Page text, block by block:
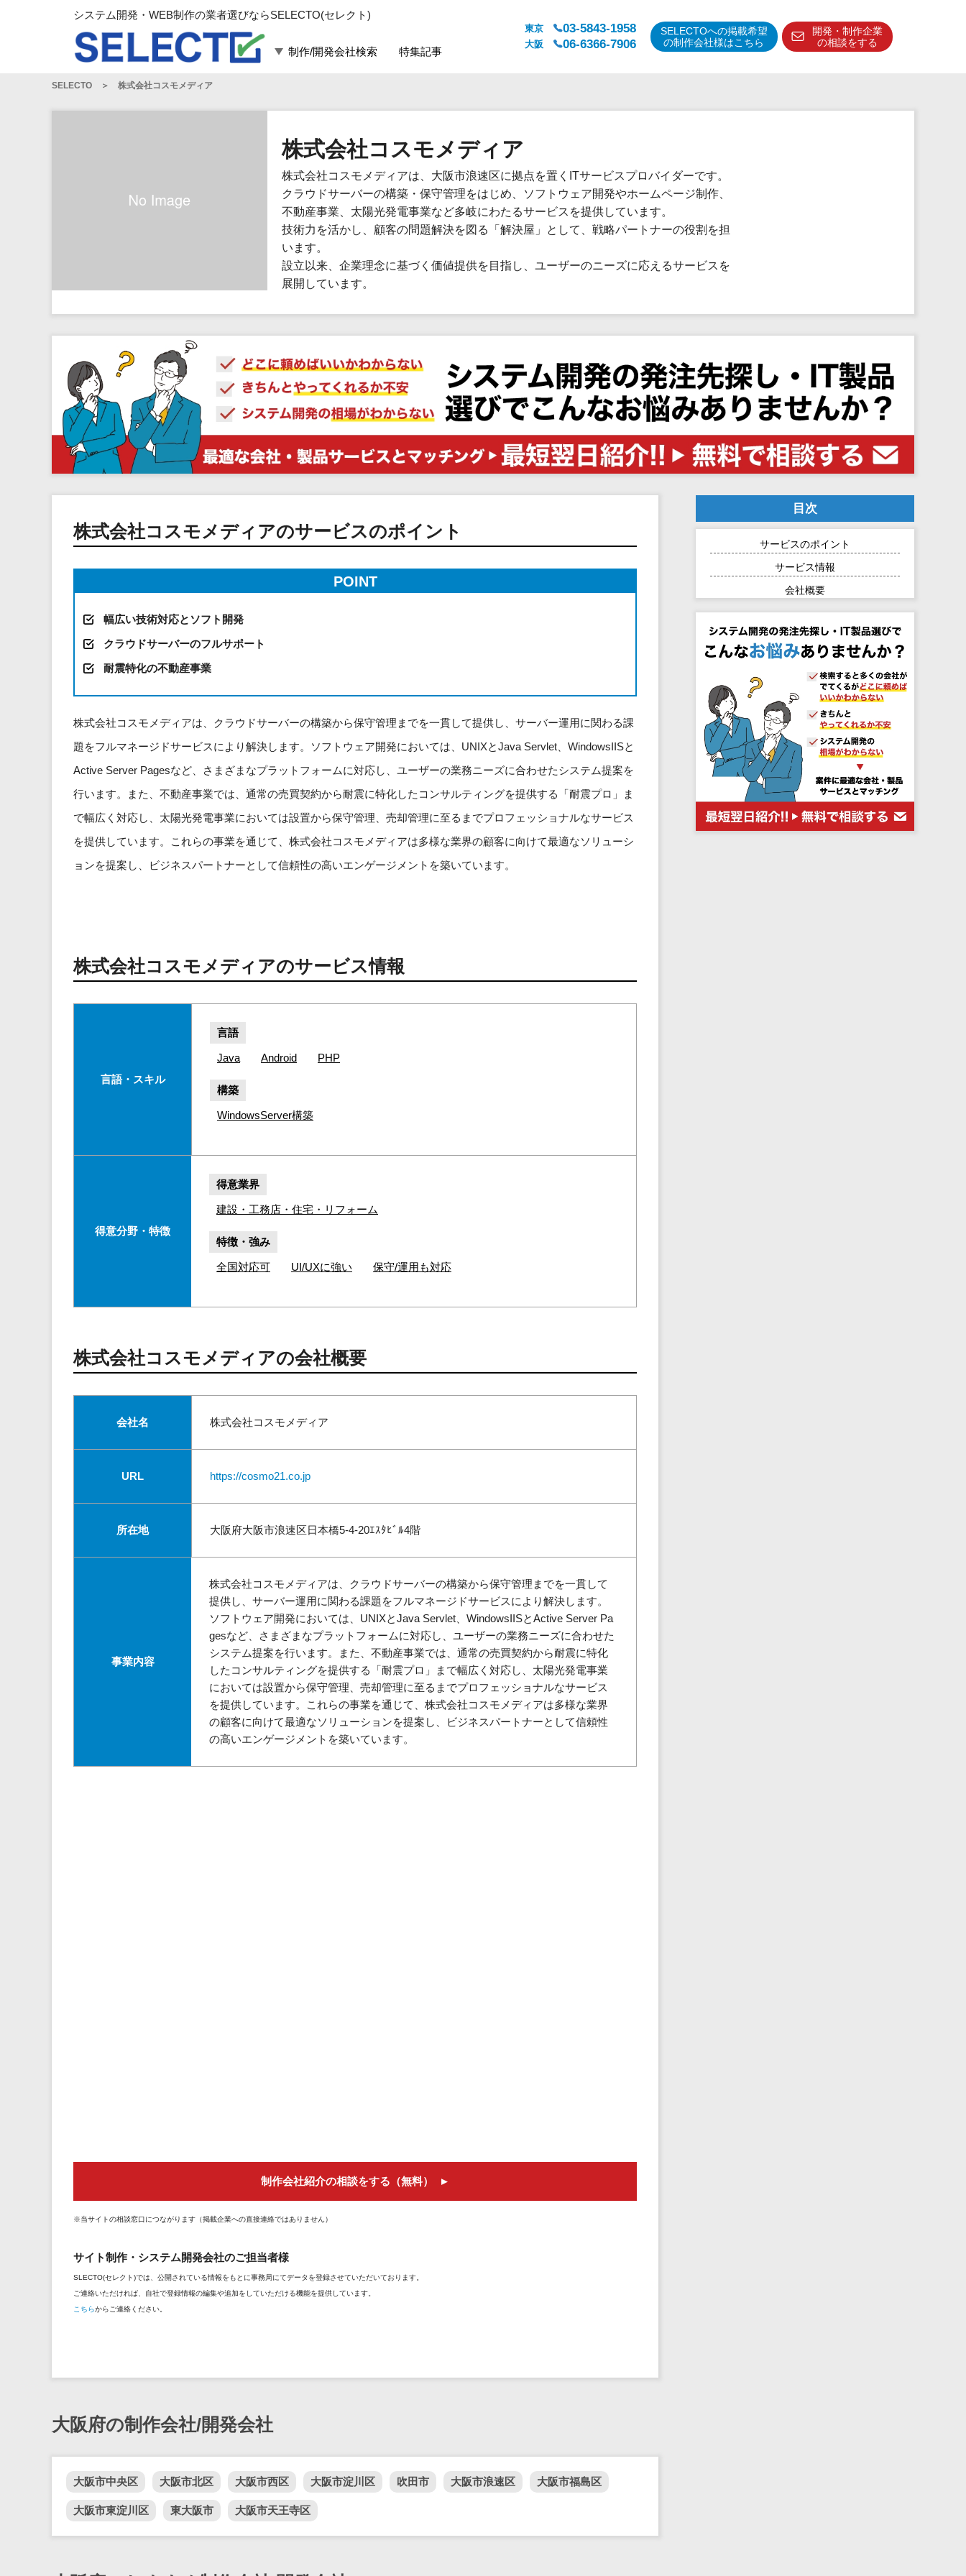
システム開発・WEB制作の業者選びならSELECTO(セレクト)
制作/開発会社検索 特集記事
東京 03-5843-1958
大阪 06-6366-7906
SELECTOへの掲載希望
の制作会社様はこちら
開発・制作企業
の相談をする
システム開発
コンテンツ制作
コンサルティング
マーケティング
WEBサービス
人事（労務管理）
人事（採用・評価・教育）
経理・会計・財務
法務・総務
マーケティング
業務全般
物流・流通向け
医療・介護業界向け
業界・業種特化型
SELECTO 株式会社コスモメディア
株式会社コスモメディア
株式会社コスモメディアは、大阪市浪速区に拠点を置くITサービスプロバイダーです。
クラウドサーバーの構築・保守管理をはじめ、ソフトウェア開発やホームページ制作、
不動産事業、太陽光発電事業など多岐にわたるサービスを提供しています。
技術力を活かし、顧客の問題解決を図る「解決屋」として、戦略パートナーの役割を担
います。
設立以来、企業理念に基づく価値提供を目指し、ユーザーのニーズに応えるサービスを
展開しています。
株式会社コスモメディアのサービスのポイント
POINT
幅広い技術対応とソフト開発
クラウドサーバーのフルサポート
耐震特化の不動産事業
株式会社コスモメディアは、クラウドサーバーの構築から保守管理までを一貫して提供し、サーバー運用に関わる課
題をフルマネージドサービスにより解決します。ソフトウェア開発においては、UNIXとJava Servlet、WindowsIISと
Active Server Pagesなど、さまざまなプラットフォームに対応し、ユーザーの業務ニーズに合わせたシステム提案を
行います。また、不動産事業では、通常の売買契約から耐震に特化したコンサルティングを提供する「耐震プロ」ま
で幅広く対応し、太陽光発電事業においては設置から保守管理、売却管理に至るまでプロフェッショナルなサービス
を提供しています。これらの事業を通じて、株式会社コスモメディアは多様な業界の顧客に向けて最適なソリューシ
ョンを提案し、ビジネスパートナーとして信頼性の高いエンゲージメントを築いています。
株式会社コスモメディアのサービス情報
言語・スキル
言語
Java Android PHP
構築
WindowsServer構築
得意分野・特徴
得意業界
建設・工務店・住宅・リフォーム
特徴・強み
全国対応可 UI/UXに強い 保守/運用も対応
株式会社コスモメディアの会社概要
会社名 株式会社コスモメディア
URL https://cosmo21.co.jp
所在地 大阪府大阪市浪速区日本橋5-4-20ｴｽﾀﾋﾞﾙ4階
事業内容
株式会社コスモメディアは、クラウドサーバーの構築から保守管理までを一貫して
提供し、サーバー運用に関わる課題をフルマネージドサービスにより解決します。
ソフトウェア開発においては、UNIXとJava Servlet、WindowsIISとActive Server Pa
gesなど、さまざまなプラットフォームに対応し、ユーザーの業務ニーズに合わせた
システム提案を行います。また、不動産事業では、通常の売買契約から耐震に特化
したコンサルティングを提供する「耐震プロ」まで幅広く対応し、太陽光発電事業
においては設置から保守管理、売却管理に至るまでプロフェッショナルなサービス
を提供しています。これらの事業を通じて、株式会社コスモメディアは多様な業界
の顧客に向けて最適なソリューションを提案し、ビジネスパートナーとして信頼性
の高いエンゲージメントを築いています。
制作会社紹介の相談をする（無料）
※当サイトの相談窓口につながります（掲載企業への直接連絡ではありません）
サイト制作・システム開発会社のご担当者様
SLECTO(セレクト)では、公開されている情報をもとに事務局にてデータを登録させていただいております。
ご連絡いただければ、自社で登録情報の編集や追加をしていただける機能を提供しています。
こちらからご連絡ください。
大阪府の制作会社/開発会社
大阪市中央区 大阪市北区 大阪市西区 大阪市淀川区 吹田市 大阪市浪速区 大阪市福島区
大阪市東淀川区 東大阪市 大阪市天王寺区
目次
サービスのポイント
サービス情報
会社概要